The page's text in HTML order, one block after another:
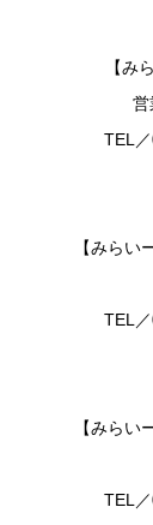
【み
営
TEL
【みらい
TEL
【みらい
TEL